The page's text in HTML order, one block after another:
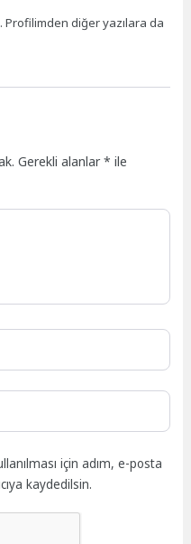
diğer yazılara da
Gerekli alanlar* ile
için adım, e-posta
kaydedilsin.